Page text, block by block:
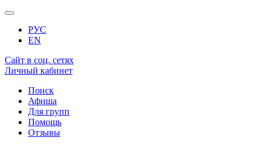
РУС
EN
Сайт в соц. сетях
Личный кабинет
Поиск
Афиша
Для групп
Помощь
Отзывы